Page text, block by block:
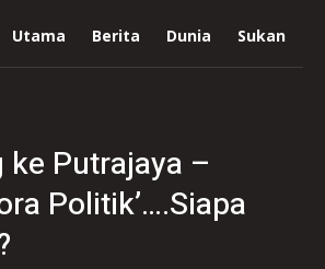
Utama Berita Dunia Sukan
ke Putrajaya –
Politik’….Siapa